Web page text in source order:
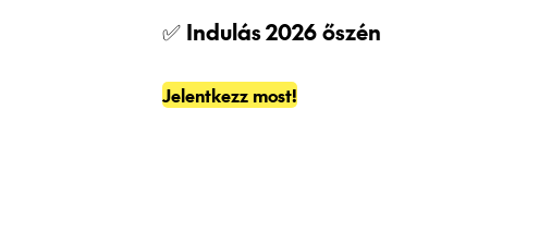
✅ Indulás 2026őszén
Jelentkezz most!